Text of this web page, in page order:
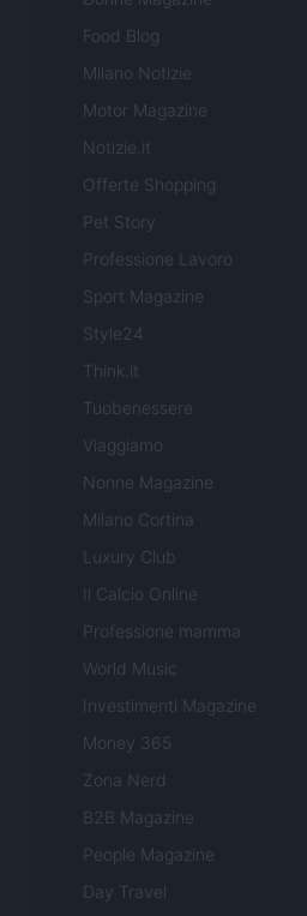
Food Blog
Milano Notizie
Motor Magazine
Notizie.it
Offerte Shopping
Pet Story
Professione Lavoro
Sport Magazine
Style24
Think.it
Tuobenessere
Viaggiamo
Nonne Magazine
Milano Cortina
Luxury Club
Il Calcio Online
Professione mamma
World Music
Investimenti Magazine
Money 365
Zona Nerd
B2B Magazine
People Magazine
Day Travel